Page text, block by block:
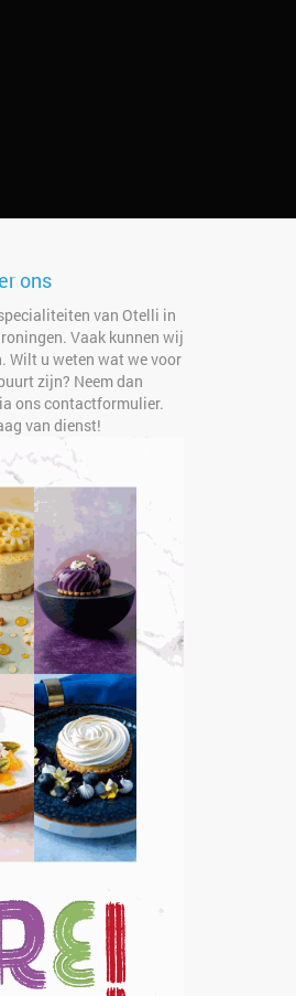
ons
van Otelli in
Vaak kunnen wij
Wilt u weten wat we voor
zijn? Neem dan
ons contactformulier.
van dienst!